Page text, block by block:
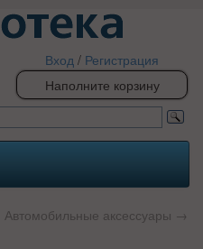
Вход / Регистрация
Наполните корзину
Автомобильные аксессуары →